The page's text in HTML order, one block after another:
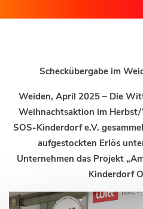
Scheckübergabe im
Weiden, April 2025 – Die
Weihnachtsaktion im
SOS-Kinderdorf e.V.
aufgestockten Erlös
Unternehmen das Projekt
Kinderdorf